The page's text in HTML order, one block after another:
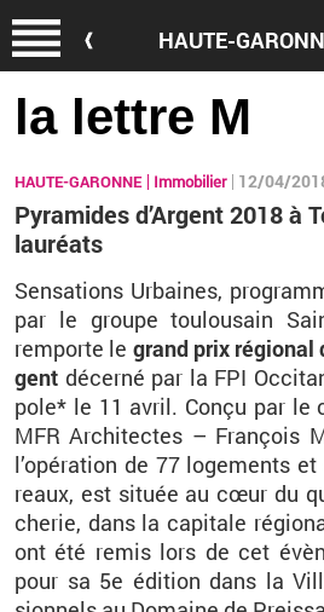
HAUTE-
la lettre M
HAUTE-GARONNE Immobilier 12/04/
Pyramides d’Argent 2018 à
lauréats
Sen­sa­tions Ur­baines,
par le groupe tou­lou­sain
rem­porte le grand prix ré­gio­nal
gent dé­cerné par la FPI
pole* le 11 avril. Conçu par le
MFR Ar­chi­tectes – Fran­çois
l’opé­ra­tion de 77 lo­ge­ments
reaux, est si­tuée au cœur du
che­rie, dans la ca­pi­tale
ont été remis lors de cet
pour sa 5e édi­tion dans la